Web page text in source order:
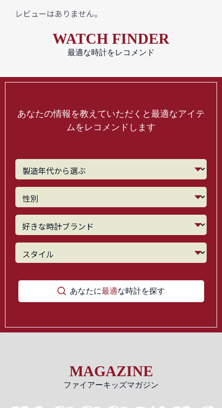
レビューはありません。
WATCH FINDER
最適な時計をレコメンド
あなたの情報を教えていただくと最適なアイテ
ムをレコメンドします
あなたに最適な時計を探す
MAGAZINE
ファイアーキッズマガジン